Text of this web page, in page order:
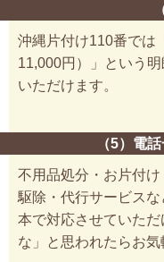
沖縄片付け110番では
11,000円）」という
いただけます。
（5）電
不用品処分・お片付
駆除・代行サービス
本で対応させていた
な」と思われたらお気